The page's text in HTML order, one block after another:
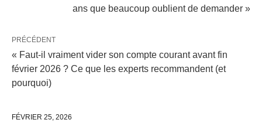
ans que beaucoup oublient de demander »
PRÉCÉDENT
« Faut-il vraiment vider son compte courant avant fin
février 2026 ? Ce que les experts recommandent (et
pourquoi)
FÉVRIER 25, 2026